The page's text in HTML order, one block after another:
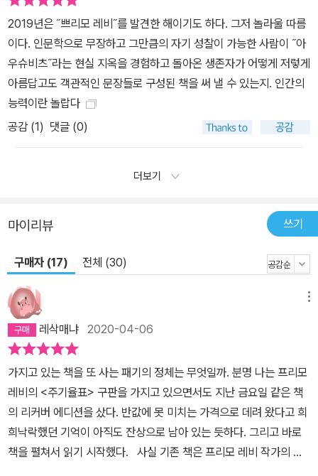
2019년은 ˝쁘리모 레비˝를 발견한 해이기도 하다. 그저 놀라울 따름
이다. 인문학으로 무장하고 그만큼의 자기 성찰이 가능한 사람이 ˝아
우슈비츠˝라는 현실 지옥을 경험하고 돌아온 생존자가 어떻게 저렇게
아름답고도 객관적인 문장들로 구성된 책을 써 낼 수 있는지. 인간의
능력이란 놀랍다
공감 (1) 댓글 (0)
더보기
마이리뷰 쓰기
구매자 (17) 전체 (30)
레삭매냐 2020-04-06
가지고 있는 책을 또 사는 패기의 정체는 무엇일까. 분명 나는 프리모
레비의 <주기율표> 구판을 가지고 있으면서도 지난 금요일 같은 책
의 리커버 에디션을 샀다. 반값에 못 미치는 가격으로 데려 왔다고 희
희낙락했던 기억이 아직도 잔상으로 남아 있는 듯하다. 그리고 바로
책을 펼쳐서 읽기 시작했다. 사실 기존 책은 프리모 레비 작가의 전